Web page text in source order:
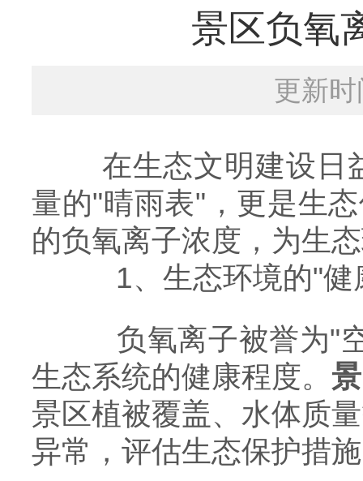
景区负氧
更新
在生态文明建设日
量的"晴雨表"，更是生
的负氧离子浓度，为生
​​1、生态环境的"健
负氧离子被誉为"空
生态系统的健康程度。
景区植被覆盖、水体质
异常，评估生态保护措